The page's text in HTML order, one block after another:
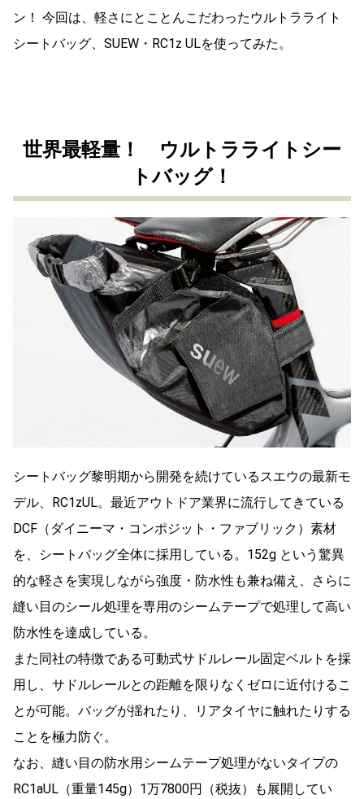
ン！ 今回は、軽さにとことんこだわったウルトラライト
シートバッグ、SUEW・RC1z ULを使ってみた。
世界最軽量！ ウルトラライトシー
トバッグ！
シートバッグ黎明期から開発を続けているスエウの最新モ
デル、RC1zUL。最近アウトドア業界に流行してきている
DCF（ダイニーマ・コンポジット・ファブリック）素材
を、シートバッグ全体に採用している。152g という驚異
的な軽さを実現しながら強度・防水性も兼ね備え、さらに
縫い目のシール処理を専用のシームテープで処理して高い
防水性を達成している。
また同社の特徴である可動式サドルレール固定ベルトを採
用し、サドルレールとの距離を限りなくゼロに近付けるこ
とが可能。バッグが揺れたり、リアタイヤに触れたりする
ことを極力防ぐ。
なお、縫い目の防水用シームテープ処理がないタイプの
RC1aUL（重量145g）1万7800円（税抜）も展開してい